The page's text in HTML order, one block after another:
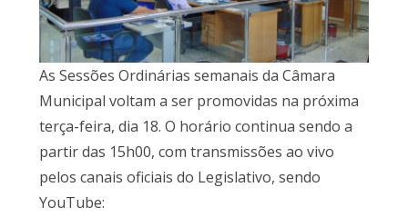
As Sessões Ordinárias semanais da Câmara
Municipal voltam a ser promovidas na próxima
terça-feira, dia 18. O horário continua sendo a
partir das 15h00, com transmissões ao vivo
pelos canais oficiais do Legislativo, sendo
YouTube: